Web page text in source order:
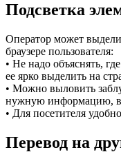
Подсветка
Оператор может
браузере пользователя:
• Не надо объяснять,
ее ярко выделить на
• Можно выловить
нужную информацию,
• Для посетителя
Перевод на